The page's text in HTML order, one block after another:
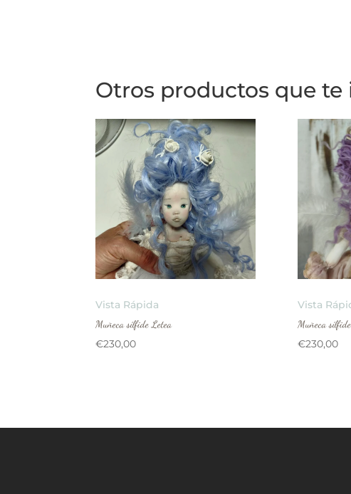
Otros productos que te
Vista Rápida
Muñeca sílfide Letea
€230,00
Vista
Muñeca
€230,00